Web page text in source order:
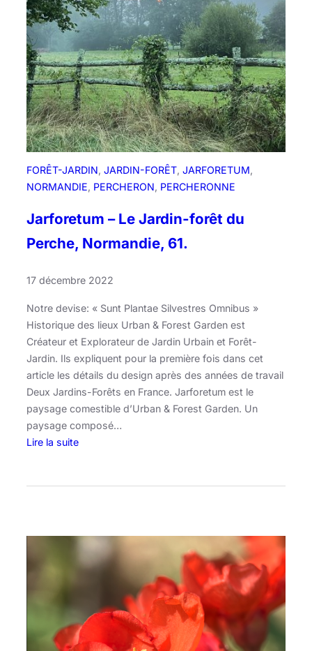
u
l
s
:
Q
u
a
n
b
n
q
u
e
s
’
n
v
i
v
e
FORÊT-JARDIN, JARDIN-FORÊT, JARFORETUM
NORMANDIE, PERCHERON, PERCHERONNE
Jarforetum – Le Jardin-forêt du
Perche, Normandie, 61.
17 décembre 2022
Notre devise: « Sunt Plantae Silvestres Omnibus »
Historique des lieux Urban & Forest Garden est
Créateur et Explorateur de Jardin Urbain et Forêt-
Jardin. Ils expliquent pour la première fois dans cet
article les détails du design après des années de travail
Deux Jardins-Forêts en France. Jarforetum est le
paysage comestible d’Urban & Forest Garden. Un
paysage composé…
Lire la suite
m
–